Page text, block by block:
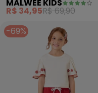
Glitter (Bege)
MALWEE KIDS
R$ 34,95R$ 69,90
-69%